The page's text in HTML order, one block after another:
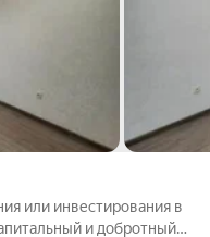
или инвестирования в
и добротный